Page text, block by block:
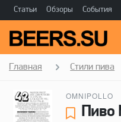
Статьи Обзоры События
Главная Стили пива
OMNIPOLLO